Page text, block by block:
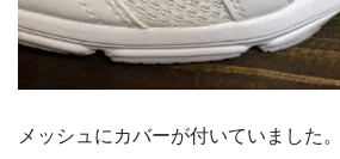
メッシュにカバーが付いていました。